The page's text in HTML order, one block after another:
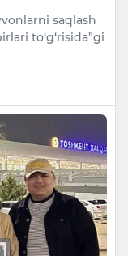
saqlash
to‘g‘risida”gi